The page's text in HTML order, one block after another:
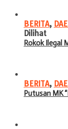
BERITA,
Dilihat
Rokok Ilegal
BERITA,
Putusan MK